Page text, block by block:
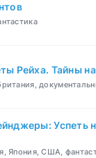
Рейха. Тайны
Успеть
Япония, США,